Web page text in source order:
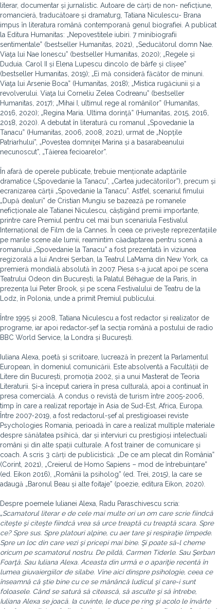
literar, documentar și jurnalistic. Autoare de cărți de non- neficțiune,
romancieră, traducătoare și dramaturg, Tatiana Niculescu- Brana
impus în literatura română contemporană genul biografiei. A publicat
la Editura Humanitas: „Nepovestitele iubiri. 7 minibiografii
sentimentale” (bestseller Humanitas, 2021), „Seducătorul domn Nae.
Viaţa lui Nae Ionescu” (bestseller Humanitas, 2020); „Regele și
Duduia. Carol II și Elena Lupescu dincolo de bârfe și clișee”
(bestseller Humanitas, 2019); „Ei mă consideră făcător de minuni.
Viaţa lui Arsenie Boca” (Humanitas, 2018); „Mistica rugăciunii și a
revolverului. Viaţa lui Corneliu Zelea Codreanu” (bestseller
Humanitas, 2017); „Mihai I, ultimul rege al românilor” (Humanitas,
2016, 2020); „Regina Maria. Ultima dorinţă” (Humanitas, 2015, 2016,
2018, 2020). A debutat în literatură cu romanul „Spovedanie la
Tanacu” (Humanitas, 2006, 2008, 2021), urmat de „Nopţile
Patriarhului”, „Povestea domniţei Marina și a basarabeanului
necunoscut”, „Tăierea fecioarelor”.
În afară de operele publicate, trebuie menționate adaptările
dramatice („Spovedanie la Tanacu”, „Cartea judecătorilor”), precum și
ecranizarea cărții „Spovedanie la Tanacu”. Astfel, scenariul fimului
„După dealuri” de Cristian Mungiu se bazează pe romanele
neficționale ale Tatianei Niculescu, câștigând premii importante,
printre care Premiul pentru cel mai bun scenariula Festivalul
Internațional de Film de la Cannes. În ceea ce privește reprezentațiile
pe marile scene ale lumii, reamintim căadaptarea pentru scenă a
romanului „Spovedanie la Tanacu” a fost prezentată în viziunea
regizorală a lui Andrei Șerban, la Teatrul LaMama din New York, ca
premieră mondială absolută în 2007. Piesa s-a jucat apoi pe scena
Teatrului Odeon din București, la Palatul Béhague de la Paris, în
prezența lui Peter Brook, și pe scena Festivalului de Teatru de la
Lodz, în Polonia, unde a primit Premiul publicului.
Între 1995 și 2008, Tatiana Niculescu a fost redactor și realizator de
programe, iar apoi redactor‑șef la secția română a postului de radio
BBC World Service, la Londra și București.
Iuliana Alexa, poetă și scriitoare, lucrează în prezent la Parlamentul
European, în domeniul comunicării. Este absolventă a Facultății de
Litere din București, promoția 2002, și a unui Masterat de Teoria
Literaturii. Și-a început cariera în presa culturală, apoi a continuat în
presa comercială. A condus o revistă de turism între 2005-2006,
timp în care a realizat reportaje în Asia de Sud-Est, Africa, Europa.
Între 2007-2019, a fost redactorul-șef al prestigioasei reviste
Psychologies Romania, perioadă în care a realizat multiple materiale
despre sănătatea psihică, dar și interviuri cu prestigioși intelectuali
români și din alte spații culturale. A fost trainer de comunicare și
coach. A scris 3 cărți de publicistică: „De ce am plecat din România”
(Corint, 2021), „Creierul de Homo Sapiens – mod de întrebuințare”
(ed. Eikon 2016), „Românii la psiholog” (ed. Trei, 2015), la care se
adaugă „Baronul Beau și alte foitaje” (poezie, editura Eikon, 2020).
Despre poemele Iulianei Alexa, Radu Paraschivescu scria:
„Scamatorul literar e de cele mai multe ori un om care scrie fiindcă
citeşte şi citeşte fiindcă vrea să urce treaptă cu treaptă scara. Spre
ce? Spre sus. Spre platouri alpine, cu aer tare şi respiraţie limpede.
Spre un loc din care vezi şi pricepi mai bine. Şi poate să-l cheme
oricum pe scamatorul nostru. De pildă, Carmen Tiderle. Sau Şerban
Foarţă. Sau Iuliana Alexa. Aceasta din urmă e o apariţie recentă în
lumea giuvaiergiilor de silabe. Vine aici dinspre psihologie, ceea ce
înseamnă că ştie bine cu ce se mănâncă ludicul şi care-i sunt
foloasele. Când se satură să citească, să asculte şi să întrebe,
Iuliana Alexa se joacă. Ia cuvinte, le duce pe ring şi acolo le învârte